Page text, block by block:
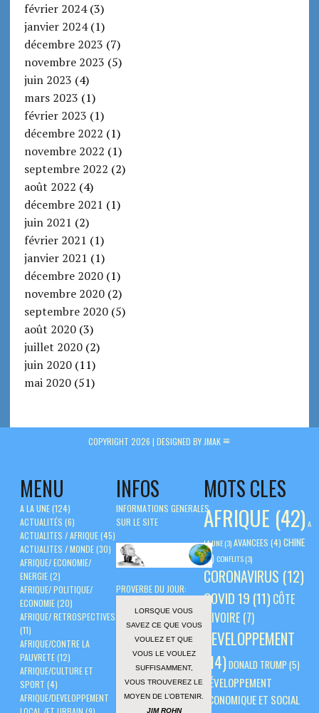
février 2024(3)
janvier 2024(1)
décembre 2023 (7)
novembre 2023 (5)
juin 2023 (4)
mars 2023 (1)
février 2023 (1)
décembre 2022 (1)
novembre 2022 (1)
septembre 2022 (2)
août 2022 (4)
décembre 2021 (1)
juin 2021 (2)
février 2021 (1)
janvier 2021 (1)
décembre 2020(1)
novembre 2020(2)
septembre 2020(5)
août 2020(3)
juillet 2020(2)
juin 2020(11)
mai 2020(51)
COPYRIGHT 2026 | DESIGNED BY JMAK
MENU
A LA UNE(124)
ACTUALITÉS (6)
ACTUALITES / AFRIQUE(45)
ACTUALITES / MONDE(30)
AFRIQUE/ ECONOMIE/
ENERGIE(2)
AFRIQUE/ POLITIQUE/
ECONOMIE(20)
AFRIQUE/ RETROSPECTIVES
(11)
AFRIQUE/CONTRE LA
PAUVRETE(12)
AFRIQUE/CULTURE ET
SPORT (4)
AFRIQUE/DEVELOPPEMENT
MOTS CLES
AFRIQUE (42) A
LA UNE(3)AVANCEES (4) CHINE
(5)CONFLITS(3)
CORONAVIRUS (12)
COVID 19 (11) CÔTE
D'IVOIRE (7)
DEVELOPPEMENT
(14)DONALD TRUMP(5)
DÉVELOPPEMENT
ÉCONOMIQUE ET SOCIAL
INFOS
INFORMATIONS GENERALES
SUR LE SITE
PROVERBE DU JOUR:
LORSQUE VOUS
SAVEZ CE QUE VOUS
VOULEZ ET QUE
VOUS LE VOULEZ
SUFFISAMMENT,
VOUS TROUVEREZ LE
MOYEN DE L’OBTENIR.
JIM ROHN